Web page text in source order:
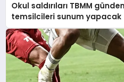
Okul saldırıları TBMM
temsilcileri sunum yapacak